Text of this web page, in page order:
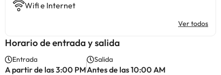
Wifi e Internet
Ver todos
Horario de entrada y salida
Entrada
A partir de las 3:00 PM
Salida
Antes de las 10:00 AM